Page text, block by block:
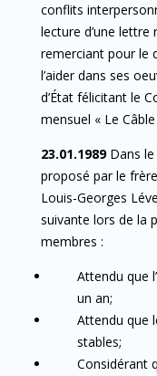
conflits
lecture d’une lettre
remerciant pour le
l’aider dans ses
d’État félicitant le
mensuel « Le Câble
23.01.1989Dans le
proposé par le
Louis-Georges
suivante lors de la
membres :
Attendu que
un an;
Attendu que
stables;
Considérant